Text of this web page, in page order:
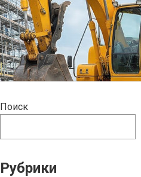
Поиск
Рубрики